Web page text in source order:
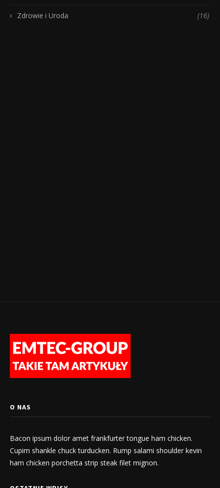
Zdrowie i Uroda (16)
O NAS
Bacon ipsum dolor amet frankfurter tongue ham chicken.
Cupim shankle chuck turducken. Rump salami shoulder kevin
ham chicken porchetta strip steak filet mignon.